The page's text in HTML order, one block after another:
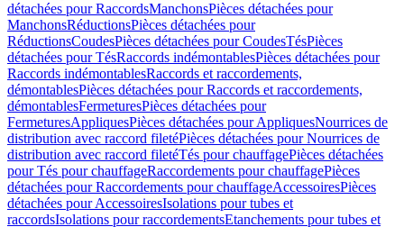
détachées pour RaccordsManchonsPièces détachées pour
ManchonsRéductionsPièces détachées pour
RéductionsCoudesPièces détachées pour CoudesTésPièces
détachées pour TésRaccords indémontablesPièces détachées pour
Raccords indémontablesRaccords et raccordements,
démontablesPièces détachées pour Raccords et raccordements,
démontablesFermeturesPièces détachées pour
FermeturesAppliquesPièces détachées pour AppliquesNourrices de
distribution avec raccord filetéPièces détachées pour Nourrices de
distribution avec raccord filetéTés pour chauffagePièces détachées
pour Tés pour chauffageRaccordements pour chauffagePièces
détachées pour Raccordements pour chauffageAccessoiresPièces
détachées pour AccessoiresIsolations pour tubes et
raccordsIsolations pour raccordementsEtanchements pour tubes et